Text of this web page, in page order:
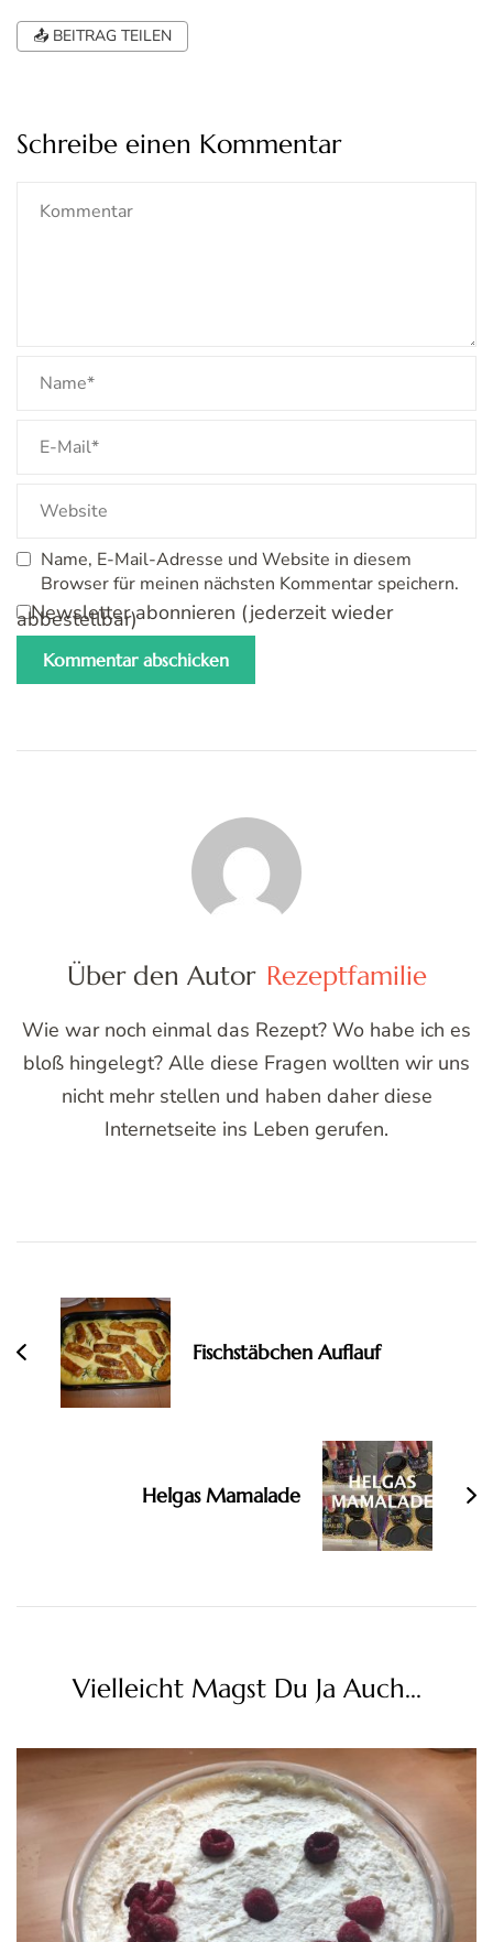
📤 BEITRAG TEILEN
Schreibe einen Kommentar
Name, E-Mail-Adresse und Website in diesem
Browser für meinen nächsten Kommentar speichern.
Newsletter abonnieren (jederzeit wieder
abbestellbar)
Über den Autor Rezeptfamilie
Wie war noch einmal das Rezept? Wo habe ich es
bloß hingelegt? Alle diese Fragen wollten wir uns
nicht mehr stellen und haben daher diese
Internetseite ins Leben gerufen.
Navigation
Fischstäbchen Auflauf
Helgas Mamalade
Vielleicht Magst Du Ja Auch...